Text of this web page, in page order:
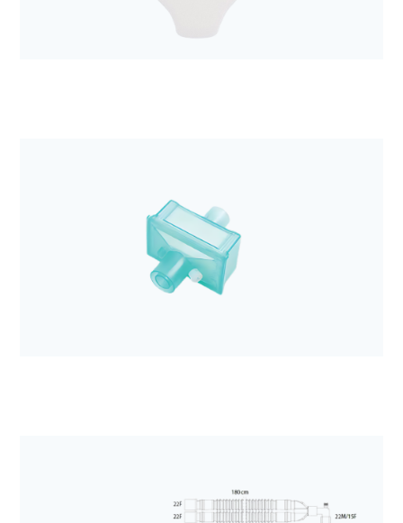
Anestezjologia i aparatura medyczna
Elektroda EKG Kendall H92SG